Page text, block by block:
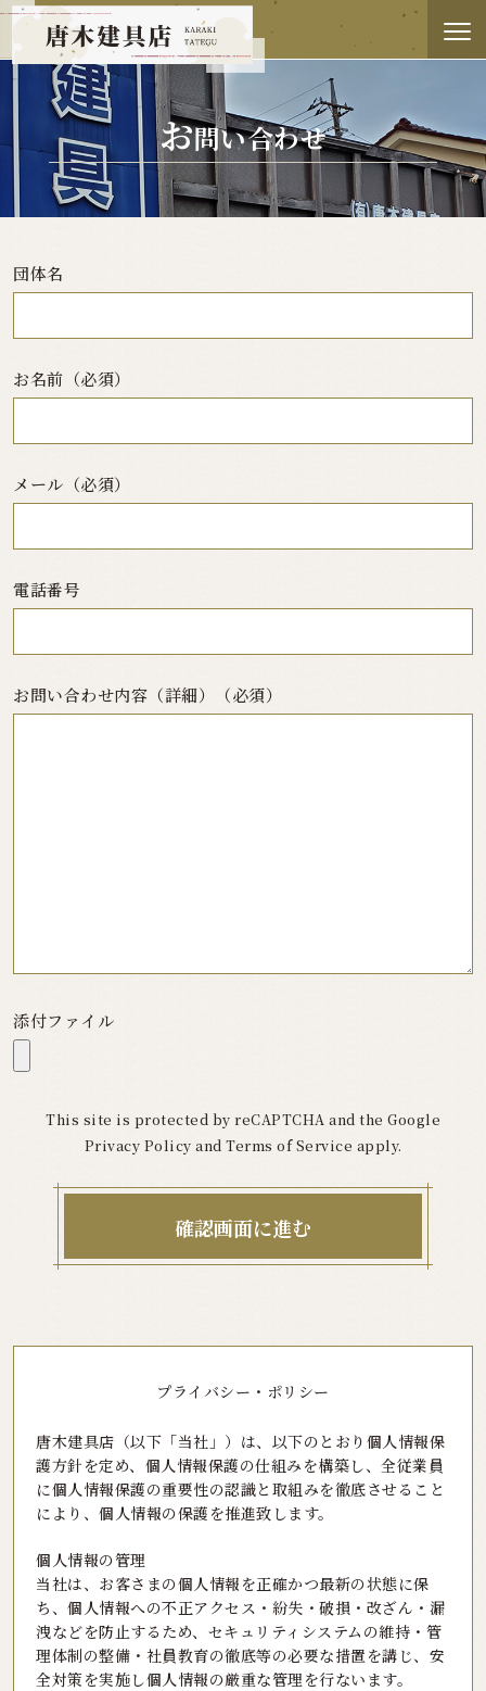
お問い合わせ
団体名
お名前（必須）
メール（必須）
電話番号
お問い合わせ内容（詳細）（必須）
添付ファイル
This site is protected by reCAPTCHA and the Google
Privacy Policy and Terms of Service apply.
プライバシー・ポリシー
唐木建具店（以下「当社」）は、以下のとおり個人情報保
護方針を定め、個人情報保護の仕組みを構築し、 全従業員
に個人情報保護の重要性の認識と取組みを徹底させること
により、個人情報の保護を推進致します。
個人情報の管理
当社は、お客さまの個人情報を正確かつ最新の状態に保
ち、個人情報への不正アクセス・紛失・破損・改ざん・漏
洩などを防止するため、 セキュリティシステムの維持・管
理体制の整備・社員教育の徹底等の必要な措置を講じ、安
全対策を実施し個人情報の厳重な管理を行ないます。